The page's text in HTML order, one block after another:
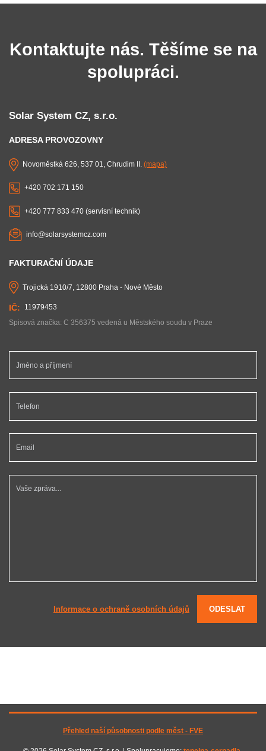
Kontaktujte nás. Těšíme se na
spolupráci.
Solar System CZ, s.r.o.
ADRESA PROVOZOVNY
Novoměstká 626, 537 01, Chrudim II.(mapa)
+420 702 171 150
+420 777 833 470 (servisní technik)
info@solarsystemcz.com
FAKTURAČNÍ ÚDAJE
Trojická 1910/7, 12800 Praha - Nové Město
11979453
Spisová značka: C 356375 vedená u Městského soudu v Praze
Jméno a příjmení *
Telefon *
Vaše zpráva...
Informace o ochraně osobních údajů ODESLAT
Přehled naší působnosti podle měst - FVE